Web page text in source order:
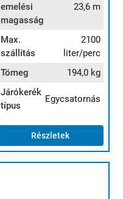
emelési
magasság
23,6 m
Max.
szállítás
2100
liter/perc
Tömeg
194,0 kg
Járókerék
típus
Egycsatornás
Részletek